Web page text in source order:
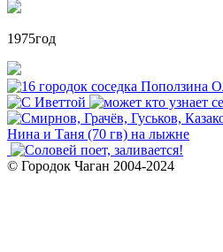
1975год
© Городок Чаган 2004-2024